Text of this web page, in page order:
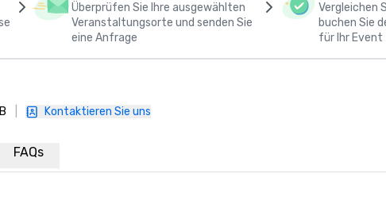
Überprüfen Sie Ihre ausgewählten
Veranstaltungsorte und senden Sie
eine Anfrage
Vergleichen
buchen Sie
für Ihr Event
Kontaktieren Sie uns
FAQs